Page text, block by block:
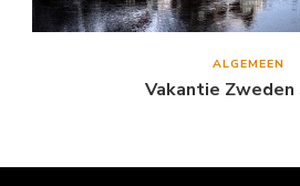
ALGEMEEN
Vakantie Zweden